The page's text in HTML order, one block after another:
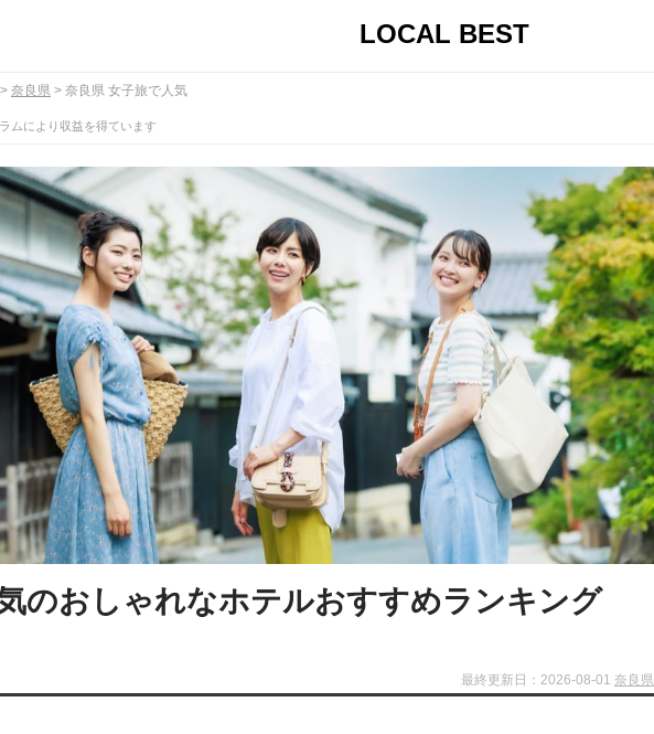
LOCAL BEST
奈良県 奈良県 女子旅で人気
ムにより収益を得ています
のおしゃれなホテルおすすめランキング
最終更新日：2026-08-01 奈良県